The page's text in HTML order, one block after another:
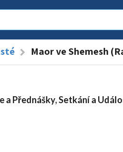
Maor ve Shemesh
a Přednášky, Setkání a